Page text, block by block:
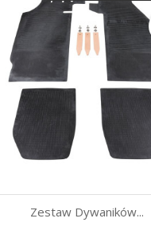
Zestaw Dywaników...